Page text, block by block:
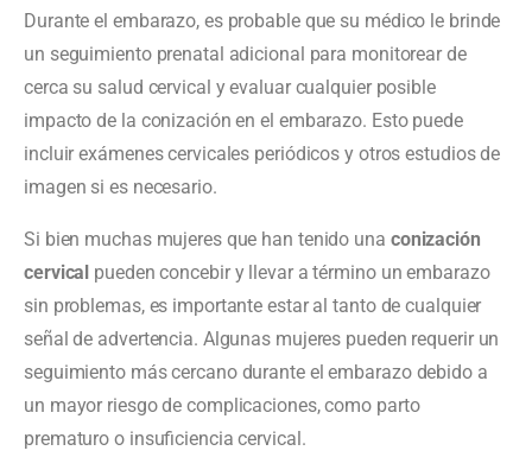
Durante el embarazo, es probable que su médico le brinde
un seguimiento prenatal adicional para monitorear de
cerca su salud cervical y evaluar cualquier posible
impacto de la conización en el embarazo. Esto puede
incluir exámenes cervicales periódicos y otros estudios de
imagen si es necesario.
Si bien muchas mujeres que han tenido una conización
cervical pueden concebir y llevar a término un embarazo
sin problemas, es importante estar al tanto de cualquier
señal de advertencia. Algunas mujeres pueden requerir un
seguimiento más cercano durante el embarazo debido a
un mayor riesgo de complicaciones, como parto
prematuro o insuficiencia cervical.